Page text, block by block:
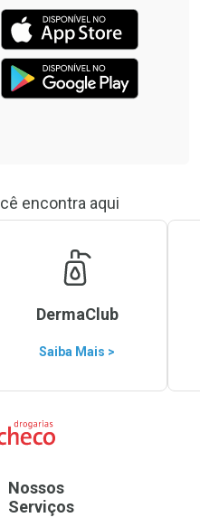
encontra aqui
DermaClub
Saiba Mais >
Nossos
Serviços